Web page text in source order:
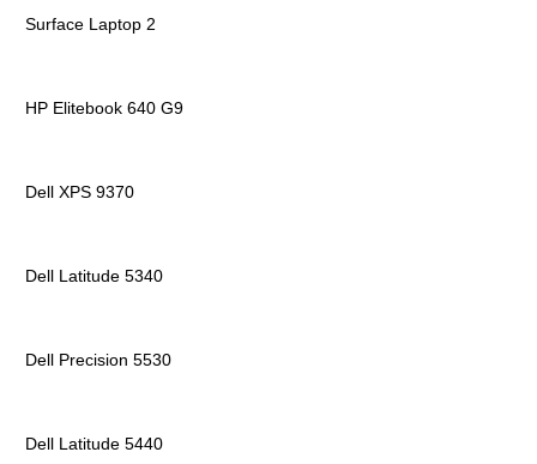
Surface Laptop 2
HP Elitebook 640 G9
Dell XPS 9370
Dell Latitude 5340
Dell Precision 5530
Dell Latitude 5440